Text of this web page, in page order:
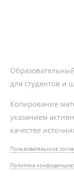
для студентов и
Копирование
указанием
качестве
Пользовательское
Политика